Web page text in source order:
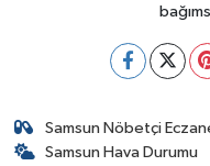
Samsun Nöbetçi
Samsun Hava Durumu